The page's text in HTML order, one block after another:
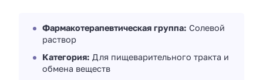
Фармакотерапевтическая группа: Солевой
раствор
Категория: Для пищеварительного тракта и
обмена веществ